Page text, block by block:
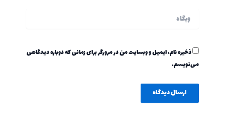
ذخیره نام، ایمیل و وبسایت من در مرورگر برای زمانی که دوباره دیدگاهی
می‌نویسم.